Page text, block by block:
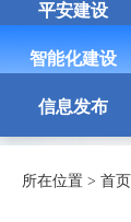
平安建设
智能化建设
信息发布
所在位置 > 首页